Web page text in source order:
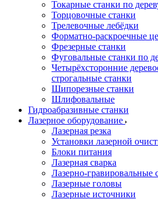
Токарные станки по
Торцовочные станки
Трелевочные лебёдки
Форматно-раскроечные
Фрезерные станки
Фуговальные станки по
Четырёхсторонние
строгальные станки
Шипорезные станки
Шлифовальные
Гидроабразивные станки
Лазерное оборудование
Лазерная резка
Установки лазерной
Блоки питания
Лазерная сварка
Лазерно-гравировальные
Лазерные головы
Лазерные источники